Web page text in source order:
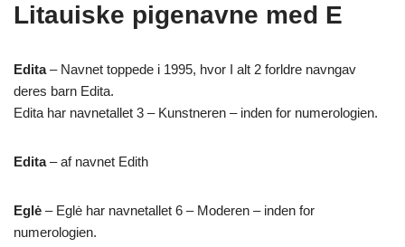
Litauiske pigenavne med E
Edita– Navnet toppede i 1995, hvor I alt 2 forldre navngav
deres barn Edita.
Edita har navnetallet 3 – Kunstneren – inden for numerologien.
Edita– af navnet Edith
Eglė – Eglė har navnetallet 6 – Moderen – inden for
numerologien.